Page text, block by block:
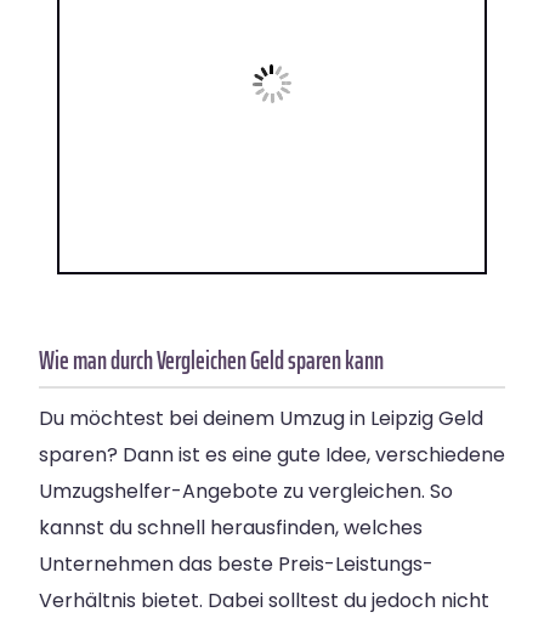
Wie man durch Vergleichen Geld sparen kann
Du möchtest bei deinem Umzug in Leipzig Geld
sparen? Dann ist es eine gute Idee, verschiedene
Umzugshelfer-Angebote zu vergleichen. So
kannst du schnell herausfinden, welches
Unternehmen das beste Preis-Leistungs-
Verhältnis bietet. Dabei solltest du jedoch nicht